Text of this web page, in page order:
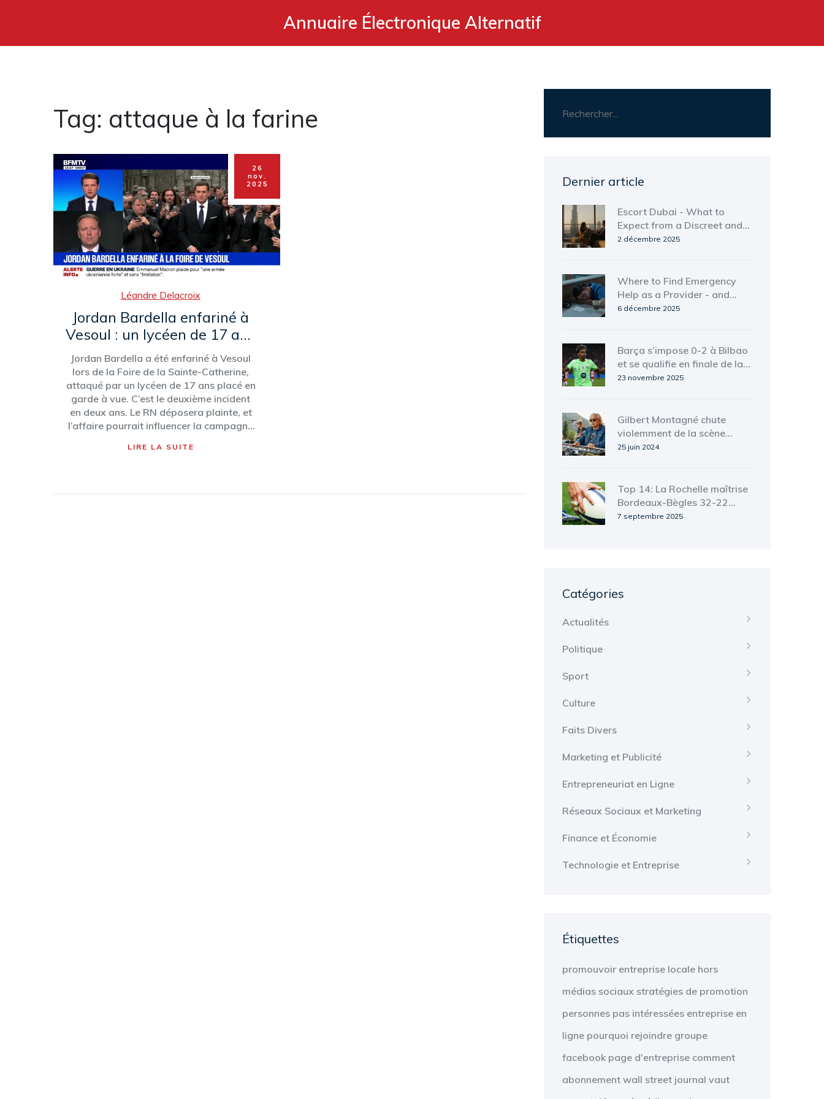
Annuaire Électronique Alternatif
Tag: attaque à la farine
26
nov.
2025
Léandre Delacroix
Jordan Bardella enfariné à
Vesoul : un lycéen de 17 ans
en garde à vue
Jordan Bardella a été enfariné à Vesoul
lors de la Foire de la Sainte-Catherine,
attaqué par un lycéen de 17 ans placé en
garde à vue. C’est le deuxième incident
en deux ans. Le RN déposera plainte, et
l’affaire pourrait influencer la campagne
LIRE LA SUITE
Dernier article
Escort Dubai - What to
Expect from a Discreet and
Professional Experience in
2 décembre 2025
Where to Find Emergency
Help as a Provider - and
How to Support Others If
6 décembre 2025
Barça s’impose 0-2 à Bilbao
et se qualifie en finale de la
Supercoupe d’Espagne
23 novembre 2025
Gilbert Montagné chute
violemment de la scène
pendant un concert
25 juin 2024
Top 14: La Rochelle maîtrise
Bordeaux-Bègles 32-22
malgré la révolte à 14
7 septembre 2025
Catégories
Actualités
Politique
Sport
Culture
Faits Divers
Marketing et Publicité
Entrepreneuriat en Ligne
Réseaux Sociaux et Marketing
Finance et Économie
Technologie et Entreprise
Étiquettes
promouvoir entreprise locale hors
médias sociaux stratégies de promotion
personnes pas intéressées entreprise en
ligne pourquoi rejoindre groupe
facebook page d'entreprise comment
abonnement wall street journal vaut